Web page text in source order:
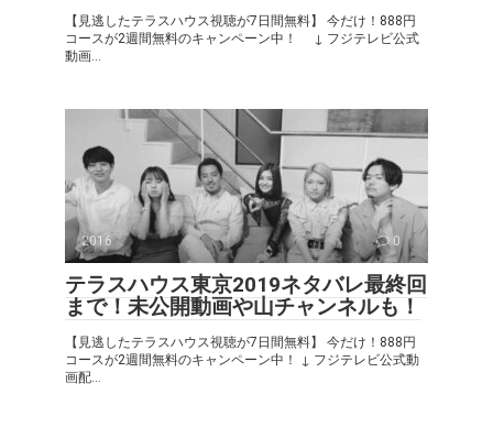
【見逃したテラスハウス視聴が7日間無料】 今だけ！888円
コースが2週間無料のキャンペーン中！ ↓ フジテレビ公式
動画...
2016 0
テラスハウス東京2019ネタバレ最終回
まで！未公開動画や山チャンネルも！
【見逃したテラスハウス視聴が7日間無料】 今だけ！888円
コースが2週間無料のキャンペーン中！ ↓ フジテレビ公式動
画配...